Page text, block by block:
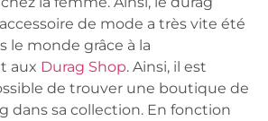
de mode a très vite été
le monde grâce à la
aux Durag Shop. Ainsi, il est
de trouver une boutique de
dans sa collection. En fonction